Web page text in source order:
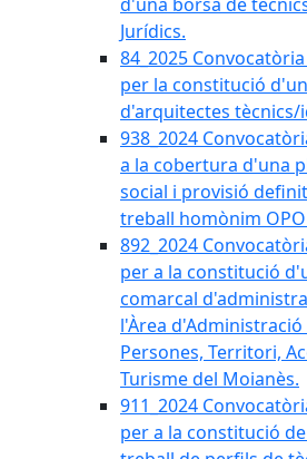
Jurídics.
84_2025
per la constitució
d'arquitectes tècnics/
938_2024
a la cobertura d'una
social i provisió
treball homònim OPO
892_2024
per a la constitució
comarcal
l'Àrea d'Administració
Persones, Territori,
Turisme del Moianès.
911_2024
per a la constitució